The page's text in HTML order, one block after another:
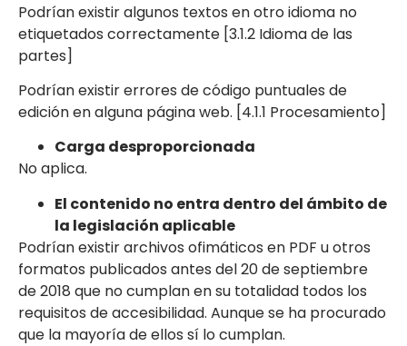
Podrían existir algunos textos en otro idioma no
etiquetados correctamente [3.1.2 Idioma de las
partes]
Podrían existir errores de código puntuales de
edición en alguna página web. [4.1.1 Procesamiento]
Carga desproporcionada
No aplica.
El contenido no entra dentro del ámbito de
la legislación aplicable
Podrían existir archivos ofimáticos en PDF u otros
formatos publicados antes del 20 de septiembre
de 2018 que no cumplan en su totalidad todos los
requisitos de accesibilidad. Aunque se ha procurado
que la mayoría de ellos sí lo cumplan.